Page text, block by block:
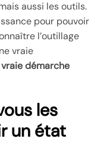
aussi les outils.
pour pouvoir
l’outillage
vraie
vraie démarche
les
un état